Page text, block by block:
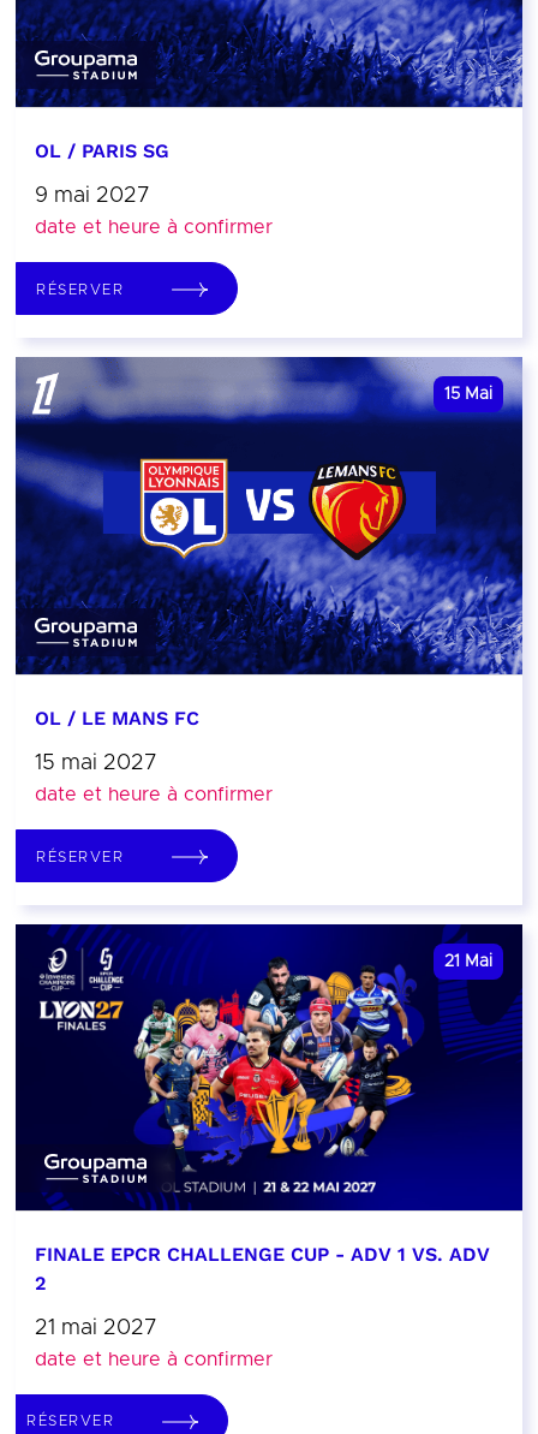
OL / PARIS SG
9 mai 2027
date et heure à confirmer
RÉSERVER
15 Mai
OL / LE MANS FC
15 mai 2027
date et heure à confirmer
RÉSERVER
21 Mai
FINALE EPCR CHALLENGE CUP - ADV 1 VS. ADV
2
21 mai 2027
date et heure à confirmer
RÉSERVER